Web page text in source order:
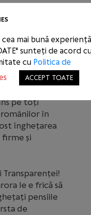
să
în
și Italia vor
Însă, în loc de
V-ați
pe toți
românilor în
înghețarea
și
le e frică să
pensiile
de
mai bună
sunteți de acord
cu Politica de
ACCEPT TOATE